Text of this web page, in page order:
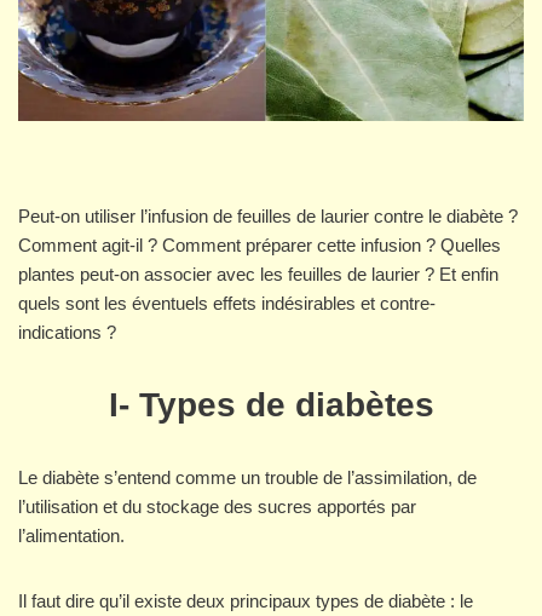
Peut-on utiliser l’infusion de feuilles de laurier contre le diabète ?
Comment agit-il ? Comment préparer cette infusion ? Quelles
plantes peut-on associer avec les feuilles de laurier ? Et enfin
quels sont les éventuels effets indésirables et contre-
indications ?
I- Types de diabètes
Le diabète s’entend comme un trouble de l’assimilation, de
l’utilisation et du stockage des sucres apportés par
l’alimentation.
Il faut dire qu’il existe deux principaux types de diabète : le